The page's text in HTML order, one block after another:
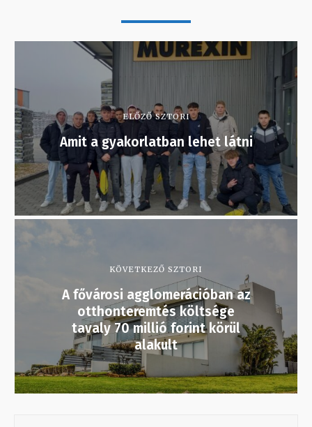
ELŐZŐ SZTORI
Amit a gyakorlatban lehet látni
KÖVETKEZŐ SZTORI
A fővárosi agglomerációban az
otthonteremtés költsége
tavaly 70 millió forint körül
alakult